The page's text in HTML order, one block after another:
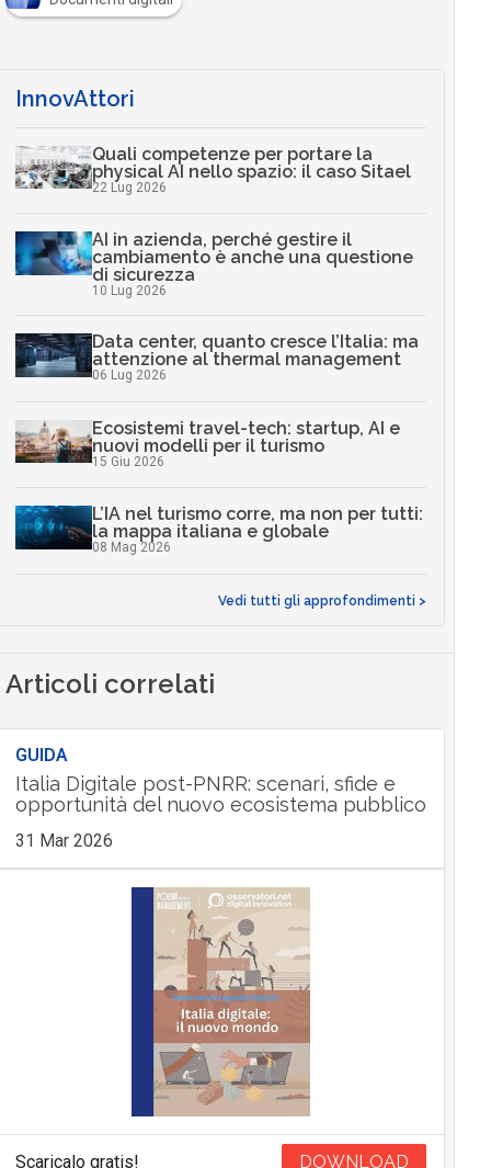
InnovAttori
Quali competenze per portare la
physical AI nello spazio: il caso Sitael
22 Lug 2026
AI in azienda, perché gestire il
cambiamento è anche una questione
di sicurezza
10 Lug 2026
Data center, quanto cresce l’Italia: ma
attenzione al thermal management
06 Lug 2026
Ecosistemi travel-tech: startup, AI e
nuovi modelli per il turismo
15 Giu 2026
L’IA nel turismo corre, ma non per tutti:
la mappa italiana e globale
08 Mag 2026
Vedi tutti gli approfondimenti >
Articoli correlati
GUIDA
Italia Digitale post-PNRR: scenari, sfide e
opportunità del nuovo ecosistema pubblico
31 Mar 2026
Scaricalo gratis! DOWNLOAD